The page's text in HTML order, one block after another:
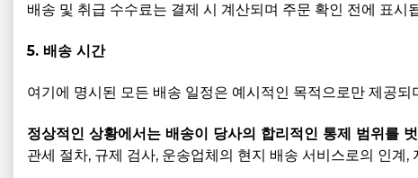
배송 및 취급 수수료는 결제 시 계산되며 주문 확인 전에 표
5. 배송 시간
여기에 명시된 모든 배송 일정은 예시적인 목적으로만 제공
정상적인 상황에서는 배송이 당사의 합리적인 통제 범위를
관세 절차, 규제 검사, 운송업체의 현지 배송 서비스로의 인